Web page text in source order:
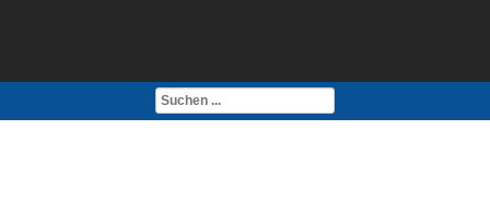
Impressum